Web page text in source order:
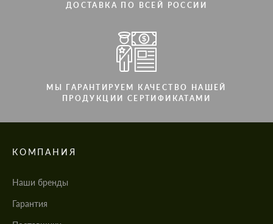
ДОСТАВКА ПО ВСЕЙ РОССИИ
МЫ ГАРАНТИРУЕМ КАЧЕСТВО НАШЕЙ
ПРОДУКЦИИ СЕРТИФИКАТАМИ
КОМПАНИЯ
Наши бренды
Гарантия